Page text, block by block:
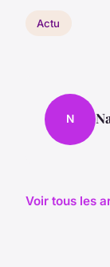
Actu
N
Voir tous les